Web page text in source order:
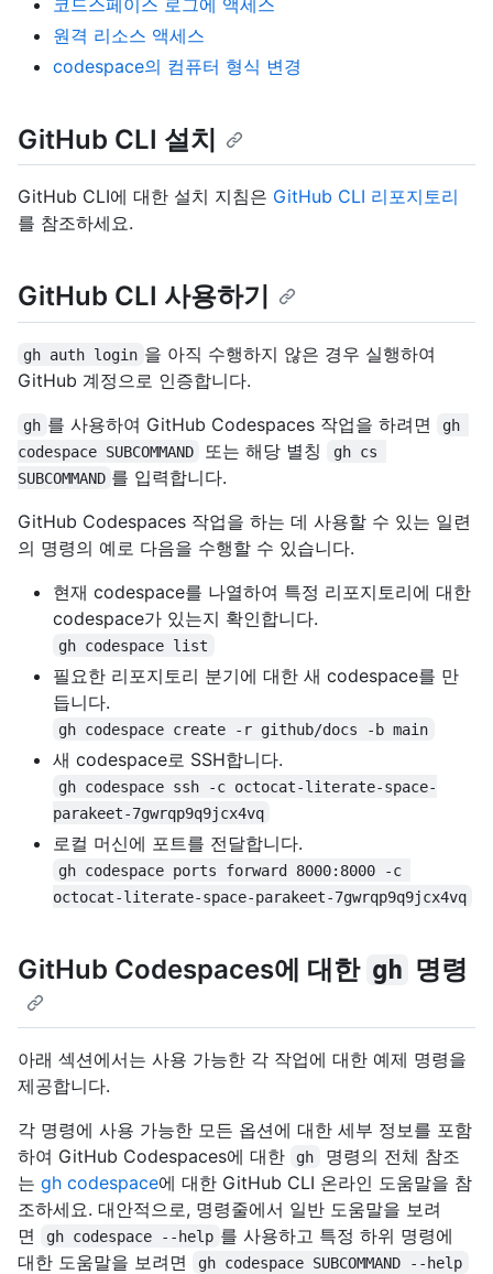
코드스페이스 로그에 액세스
원격 리소스 액세스
codespace의 컴퓨터 형식 변경
GitHub CLI 설치
GitHub CLI에 대한 설치 지침은 GitHub CLI 리포지토리
를 참조하세요.
GitHub CLI 사용하기
gh auth login 을 아직 수행하지 않은 경우 실행하여
GitHub 계정으로 인증합니다.
gh 를 사용하여 GitHub Codespaces 작업을 하려면
gh
codespace SUBCOMMAND
또는 해당 별칭
gh cs
SUBCOMMAND 를 입력합니다.
GitHub Codespaces 작업을 하는 데 사용할 수 있는 일련
의 명령의 예로 다음을 수행할 수 있습니다.
현재 codespace를 나열하여 특정 리포지토리에 대한
codespace가 있는지 확인합니다.
gh codespace list
필요한 리포지토리 분기에 대한 새 codespace를 만
듭니다.
gh codespace create -r github/docs -b main
새 codespace로 SSH합니다.
gh codespace ssh -c octocat-literate-space-
parakeet-7gwrqp9q9jcx4vq
로컬 머신에 포트를 전달합니다.
gh codespace ports forward 8000:8000 -c
octocat-literate-space-parakeet-7gwrqp9q9jcx4vq
GitHub Codespaces에 대한 gh 명령
아래 섹션에서는 사용 가능한 각 작업에 대한 예제 명령을
제공합니다.
각 명령에 사용 가능한 모든 옵션에 대한 세부 정보를 포함
하여 GitHub Codespaces에 대한
gh
명령의 전체 참조
는 gh codespace에 대한 GitHub CLI 온라인 도움말을 참
조하세요. 대안적으로, 명령줄에서 일반 도움말을 보려
면
gh codespace --help 를 사용하고 특정 하위 명령에
대한 도움말을 보려면
gh codespace SUBCOMMAND --help